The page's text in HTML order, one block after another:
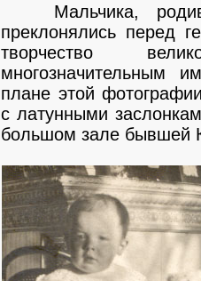
Мальчика,
преклонялись перед
творчество
многозначительным
плане этой
с латунными
большом зале бывшей